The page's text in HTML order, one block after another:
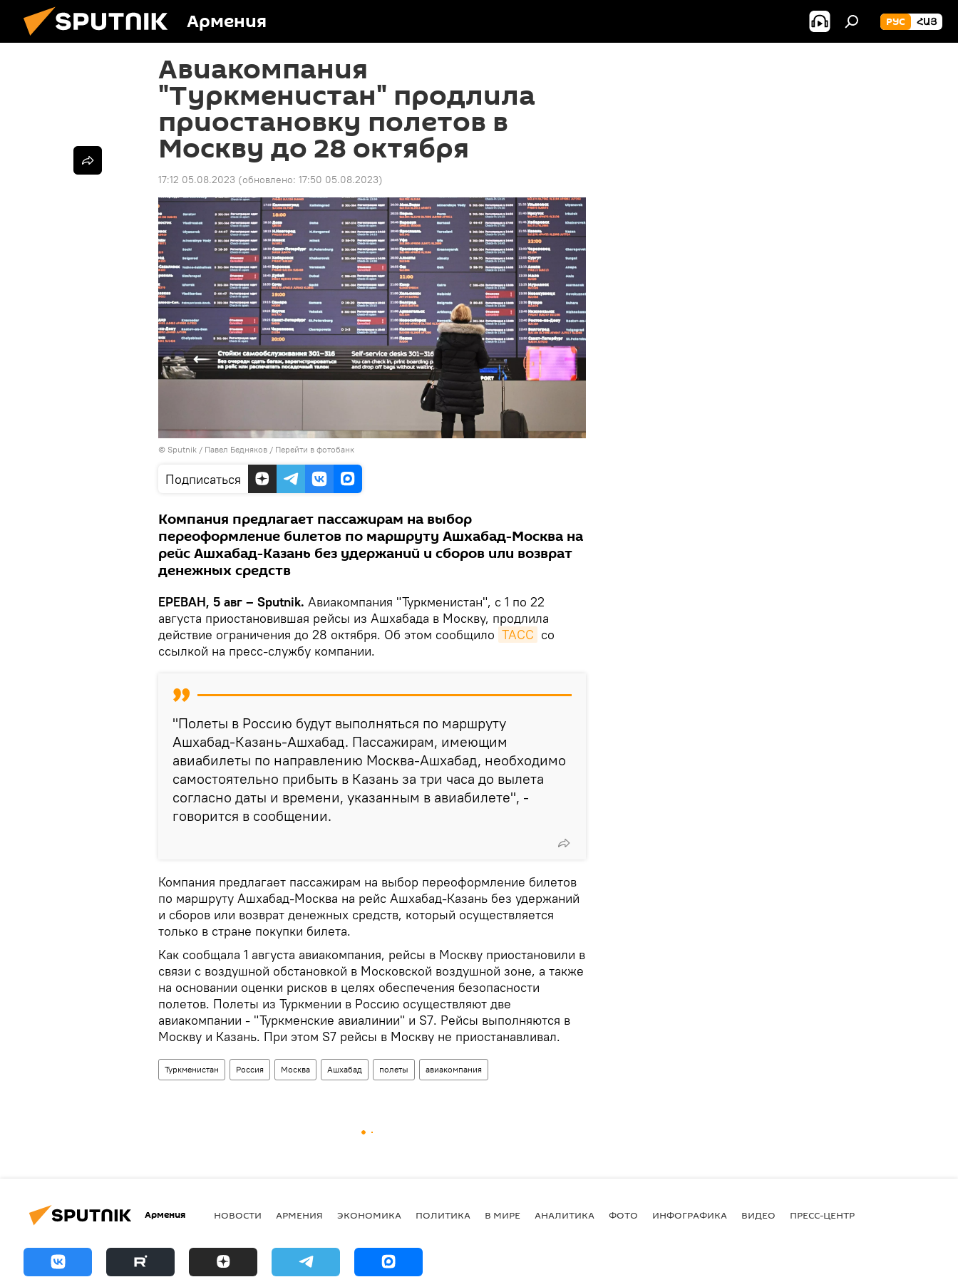
Армения РУС ՀԱՅ
Авиакомпания
"Туркменистан" продлила
приостановку полетов в
Москву до 28 октября
17:12 05.08.2023 (обновлено: 17:50 05.08.2023)
© Sputnik / Павел Бедняков / Перейти в фотобанк
Подписаться
Компания предлагает пассажирам на выбор
переоформление билетов по маршруту Ашхабад-Москва на
рейс Ашхабад-Казань без удержаний и сборов или возврат
денежных средств
ЕРЕВАН, 5 авг – Sputnik. Авиакомпания "Туркменистан", с 1 по 22
августа приостановившая рейсы из Ашхабада в Москву, продлила
действие ограничения до 28 октября. Об этом сообщило ТАСС со
ссылкой на пресс-службу компании.
"Полеты в Россию будут выполняться по маршруту
Ашхабад-Казань-Ашхабад. Пассажирам, имеющим
авиабилеты по направлению Москва-Ашхабад, необходимо
самостоятельно прибыть в Казань за три часа до вылета
согласно даты и времени, указанным в авиабилете", -
говорится в сообщении.
Компания предлагает пассажирам на выбор переоформление билетов
по маршруту Ашхабад-Москва на рейс Ашхабад-Казань без удержаний
и сборов или возврат денежных средств, который осуществляется
только в стране покупки билета.
Как сообщала 1 августа авиакомпания, рейсы в Москву приостановили в
связи с воздушной обстановкой в Московской воздушной зоне, а также
на основании оценки рисков в целях обеспечения безопасности
полетов. Полеты из Туркмении в Россию осуществляют две
авиакомпании - "Туркменские авиалинии" и S7. Рейсы выполняются в
Москву и Казань. При этом S7 рейсы в Москву не приостанавливал.
Туркменистан Россия Москва Ашхабад полеты авиакомпания
Армения НОВОСТИ АРМЕНИЯ ЭКОНОМИКА ПОЛИТИКА В МИРЕ АНАЛИТИКА ФОТО ИНФОГРАФИКА ВИДЕО ПРЕСС-ЦЕНТР